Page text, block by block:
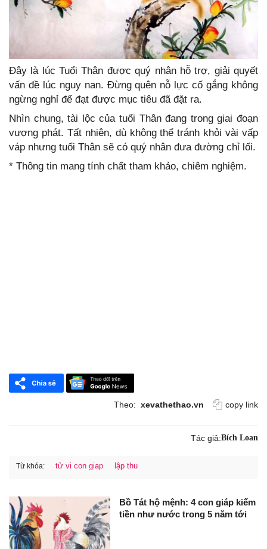
Đây là lúc Tuổi Thân được quý nhân hỗ trợ, giải quyết
vấn đề lúc nguy nan. Đừng quên nỗ lực cố gắng không
ngừng nghỉ để đạt được mục tiêu đã đặt ra.
Nhìn chung, tài lộc của tuổi Thân đang trong giai đoạn
vượng phát. Tất nhiên, dù không thể tránh khỏi vài vấp
váp nhưng tuổi Thân sẽ có quý nhân đưa đường chỉ lối.
* Thông tin mang tính chất tham khảo, chiêm nghiệm.
Theo: xevathethao.vn copy link
Tác giả:Bích Loan
Từ khóa: tử vi con giap lập thu
Bồ Tát hộ mệnh: 4 con giáp kiếm
tiền như nước trong 5 năm tới